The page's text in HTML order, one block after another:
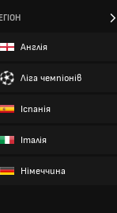
Англія
Ліга чемпіонів
Іспанія
Італія
Німеччина